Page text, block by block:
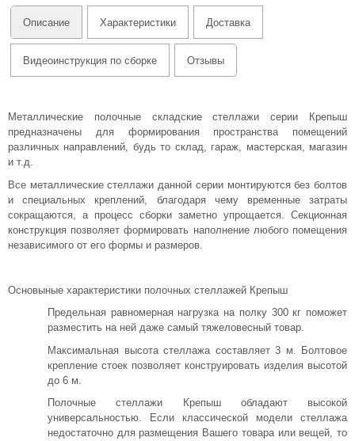
Описание Характеристики Доставка
Видеоинструкция по сборке Отзывы
Металлические полочные складские стеллажи серии Крепыш
предназначены для формирования пространства помещений
различных направлений, будь то склад, гараж, мастерская, магазин
и т.д.
Все металлические стеллажи данной серии монтируются без болтов
и специальных креплений, благодаря чему временные затраты
сокращаются, а процесс сборки заметно упрощается. Секционная
конструкция позволяет формировать наполнение любого помещения
независимого от его формы и размеров.
Основыные характеристики полочных стеллажей Крепыш
Предельная равномерная нагрузка на полку 300 кг поможет
разместить на ней даже самый тяжеловесный товар.
Максимальная высота стеллажа составляет 3 м. Болтовое
крепление стоек позволяет конструировать изделия высотой
до 6 м.
Полочные стеллажи Крепыш обладают высокой
универсальностью. Если классической модели стеллажа
недостаточно для размещения Вашего товара или вещей, то